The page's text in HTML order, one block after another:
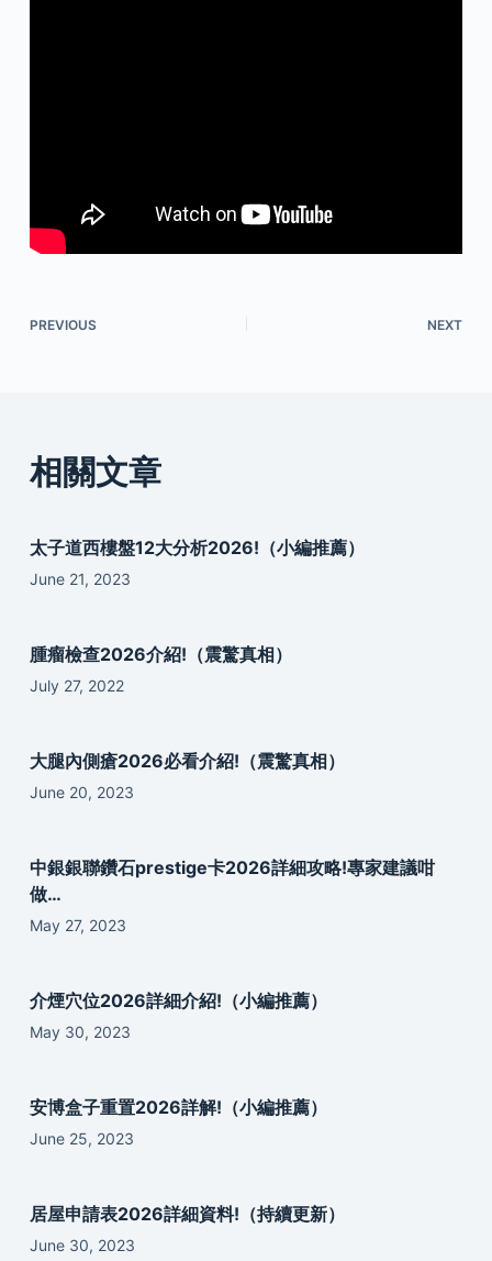
PREVIOUS NEXT
相關文章
太子道西樓盤12大分析2026!（小編推薦）
June 21, 2023
腫瘤檢查2026介紹!（震驚真相）
July 27, 2022
大腿內側瘡2026必看介紹!（震驚真相）
June 20, 2023
中銀銀聯鑽石prestige卡2026詳細攻略!專家建議咁
做…
May 27, 2023
介煙穴位2026詳細介紹!（小編推薦）
May 30, 2023
安博盒子重置2026詳解!（小編推薦）
June 25, 2023
居屋申請表2026詳細資料!（持續更新）
June 30, 2023